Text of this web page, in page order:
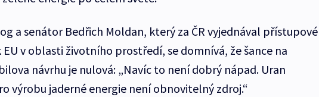
a senátor Bedřich Moldan, který za ČR vyjednával přístupové
v oblasti životního prostředí, se domnívá, že šance na
návrhu je nulová: „Navíc to není dobrý nápad. Uran
výrobu jaderné energie není obnovitelný zdroj.“